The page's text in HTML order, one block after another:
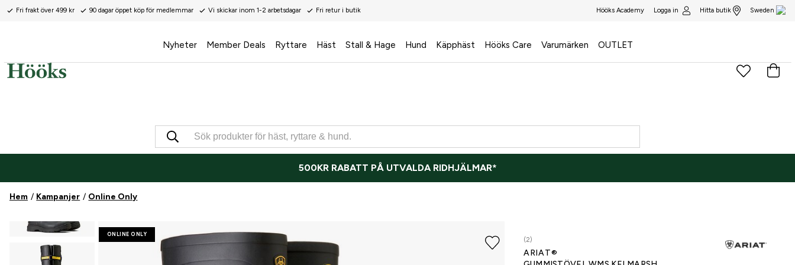
Fri frakt över 499 kr 90 dagar öppet köp för medlemmar Vi skickar inom 1-2 arbetsdagar Fri retur i butik Hööks Academy Logga in Hitta butik Sweden
Nyheter Member Deals Ryttare Häst Stall & Hage Hund Käpphäst Hööks Care Varumärken OUTLET
500KR RABATT PÅ UTVALDA RIDHJÄLMAR*
Hem Kampanjer Online Only
ONLINE ONLY
(2)
ARIAT®